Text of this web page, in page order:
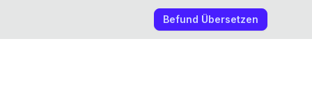
Befund Übersetzen